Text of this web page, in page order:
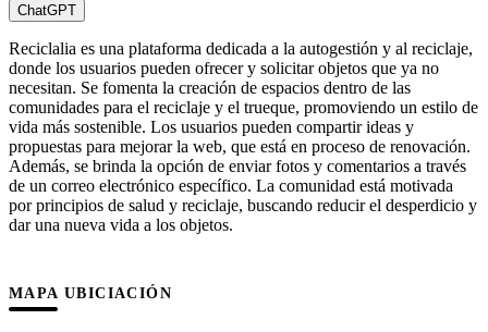
ChatGPT
Reciclalia es una plataforma dedicada a la autogestión y al reciclaje,
donde los usuarios pueden ofrecer y solicitar objetos que ya no
necesitan. Se fomenta la creación de espacios dentro de las
comunidades para el reciclaje y el trueque, promoviendo un estilo de
vida más sostenible. Los usuarios pueden compartir ideas y
propuestas para mejorar la web, que está en proceso de renovación.
Además, se brinda la opción de enviar fotos y comentarios a través
de un correo electrónico específico. La comunidad está motivada
por principios de salud y reciclaje, buscando reducir el desperdicio y
dar una nueva vida a los objetos.
MAPA UBICIACIÓN